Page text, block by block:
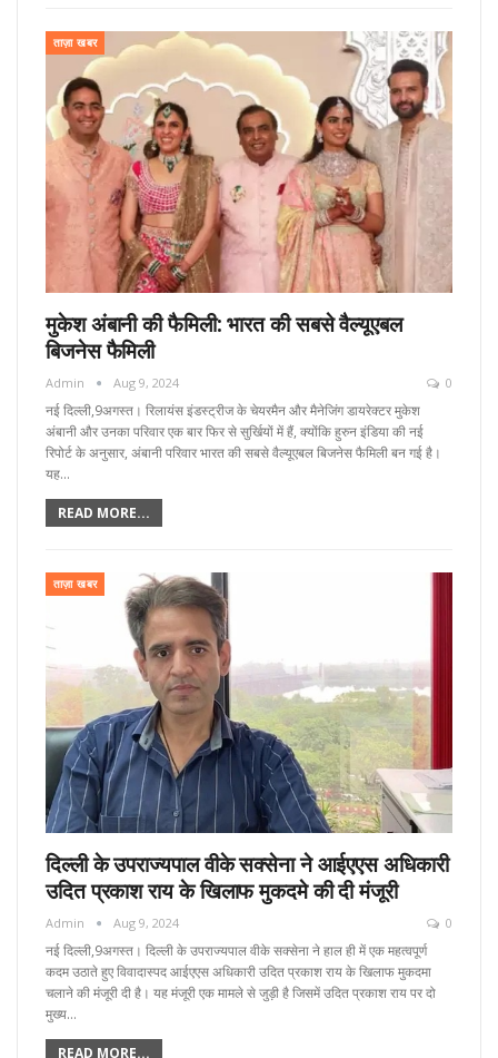
ताज़ा खबर
मुकेश अंबानी की फैमिली: भारत की सबसे वैल्यूएबल
बिजनेस फैमिली
Admin Aug 9, 2024 0
नई दिल्ली,9अगस्त। रिलायंस इंडस्ट्रीज के चेयरमैन और मैनेजिंग डायरेक्टर मुकेश
अंबानी और उनका परिवार एक बार फिर से सुर्खियों में हैं, क्योंकि हुरुन इंडिया की नई
रिपोर्ट के अनुसार, अंबानी परिवार भारत की सबसे वैल्यूएबल बिजनेस फैमिली बन गई है।
यह…
READ MORE...
ताज़ा खबर
दिल्ली के उपराज्यपाल वीके सक्सेना ने आईएएस अधिकारी
उदित प्रकाश राय के खिलाफ मुकदमे की दी मंजूरी
Admin Aug 9, 2024 0
नई दिल्ली,9अगस्त। दिल्ली के उपराज्यपाल वीके सक्सेना ने हाल ही में एक महत्वपूर्ण
कदम उठाते हुए विवादास्पद आईएएस अधिकारी उदित प्रकाश राय के खिलाफ मुकदमा
चलाने की मंजूरी दी है। यह मंजूरी एक मामले से जुड़ी है जिसमें उदित प्रकाश राय पर दो
मुख्य…
READ MORE...